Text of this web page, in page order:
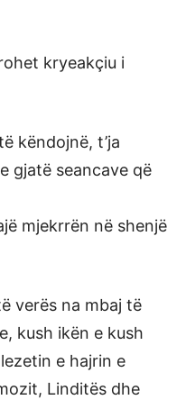
kryeakçiu i
këndojnë, t’ja
gjatë seancave që
mjekrrën në shenjë
verës na mbaj të
kush ikën e kush
e hajrin e
Linditës dhe